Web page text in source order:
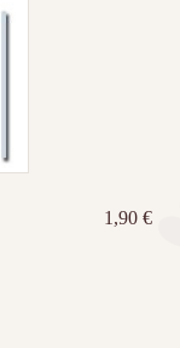
1,90€